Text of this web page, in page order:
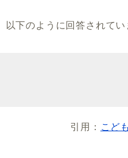
下のように回答されてい
引用： こど